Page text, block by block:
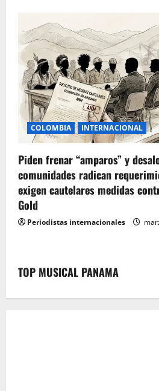
COLOMBIA INTERNACIONAL
Piden frenar “amparos” y
comunidades radican
exigen cautelares medidas
Gold
Periodistas internacionales
TOP MUSICAL PANAMA